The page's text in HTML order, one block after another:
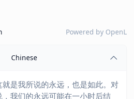
Powered by OpenL
Chinese
是我所说的永远，也是如此。对
我们的永远可能在一小时后结